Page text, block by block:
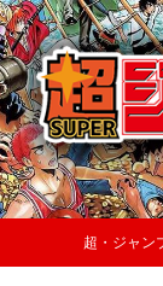
超・ジャン